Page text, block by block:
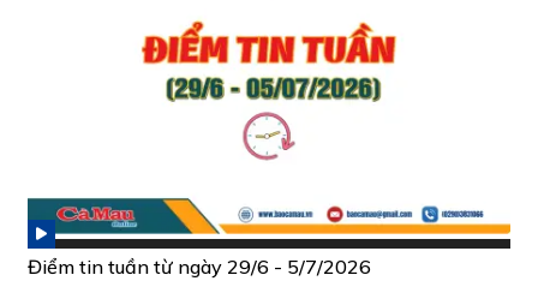
Điểm tin tuần từ ngày 29/6 - 5/7/2026